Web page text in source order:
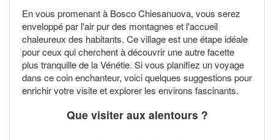
En vous promenant à Bosco Chiesanuova, vous serez
enveloppé par l'air pur des montagnes et l'accueil
chaleureux des habitants. Ce village est une étape idéale
pour ceux qui cherchent à découvrir une autre facette
plus tranquille de la Vénétie. Si vous planifiez un voyage
dans ce coin enchanteur, voici quelques suggestions pour
enrichir votre visite et explorer les environs fascinants.
Que visiter aux alentours ?